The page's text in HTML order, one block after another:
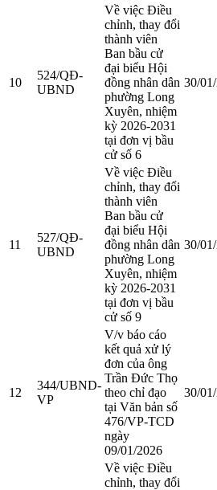
10
524/QĐ-
UBND
Về việc Điều
chỉnh, thay đổi
thành viên
Ban bầu cử
đại biểu Hội
đồng nhân dân
phường Long
Xuyên, nhiệm
kỳ 2026-2031
tại đơn vị bầu
cử số 6
30/
11
527/QĐ-
UBND
Về việc Điều
chỉnh, thay đổi
thành viên
Ban bầu cử
đại biểu Hội
đồng nhân dân
phường Long
Xuyên, nhiệm
kỳ 2026-2031
tại đơn vị bầu
cử số 9
30/
12
344/UBND-
VP
V/v báo cáo
kết quả xử lý
đơn của ông
Trần Đức Thọ
theo chỉ đạo
tại Văn bản số
476/VP-TCD
ngày
09/01/2026
30/
Về việc Điều
chỉnh, thay đổi